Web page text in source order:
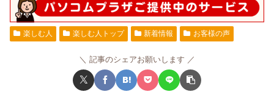
楽しむ人 楽しむ人トップ 新着情報 お客様の声
記事のシェアお願いします